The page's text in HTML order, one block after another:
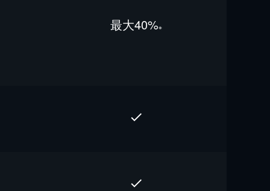
最⼤40%※